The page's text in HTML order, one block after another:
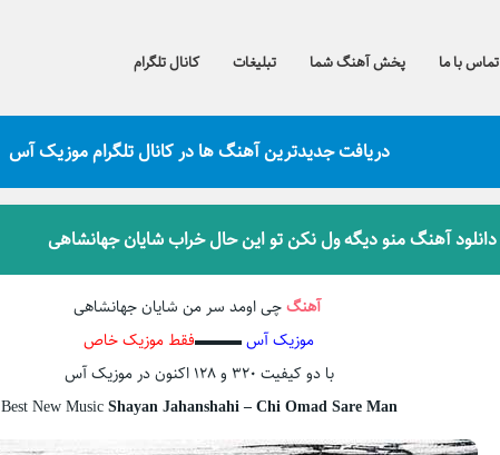
تماس با ما پخش آهنگ شما تبلیغات کانال تلگرام
دریافت جدیدترین آهنگ ها در کانال تلگرام موزیک آس
دانلود آهنگ منو دیگه ول نکن تو این حال خراب شایان جهانشاهی
آهنگچی اومد سر من شایان جهانشاهی
موزیک آس▬▬▬فقط موزیک خاص
با دو کیفیت ۳۲۰ و ۱۲۸ اکنون در موزیک آس
Best New MusicShayan Jahanshahi – Chi Omad Sare Man